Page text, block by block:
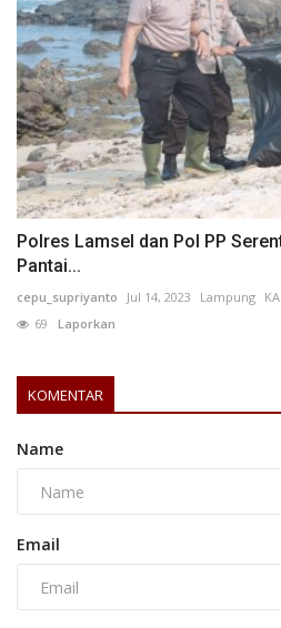
Polres Lamsel dan Pol PP
Pantai...
cepu_supriyanto Jul 14, 2023 Lampung
69 Laporkan
KOMENTAR
Name
Email